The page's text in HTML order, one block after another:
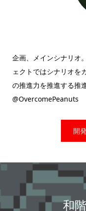
企画、メインシナリオ
ェクトではシナリオを
の推進力を推進する推
@OvercomePeanuts
開
和